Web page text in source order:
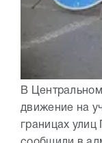
В
движение на
границах